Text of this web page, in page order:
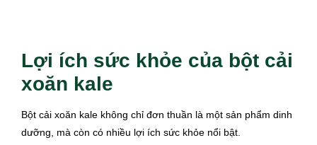
Lợi ích sức khỏe của bột cải
xoăn kale
Bột cải xoăn kale không chỉ đơn thuần là một sản phẩm dinh
dưỡng, mà còn có nhiều lợi ích sức khỏe nổi bật.